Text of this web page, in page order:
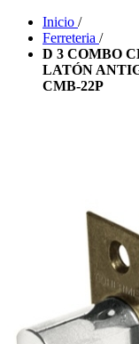
Inicio /
Ferreteria /
D 3 COMBO
LATÓN
CMB-22P